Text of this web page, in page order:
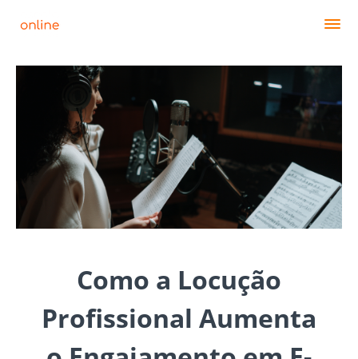
Como a Locução
Profissional Aumenta